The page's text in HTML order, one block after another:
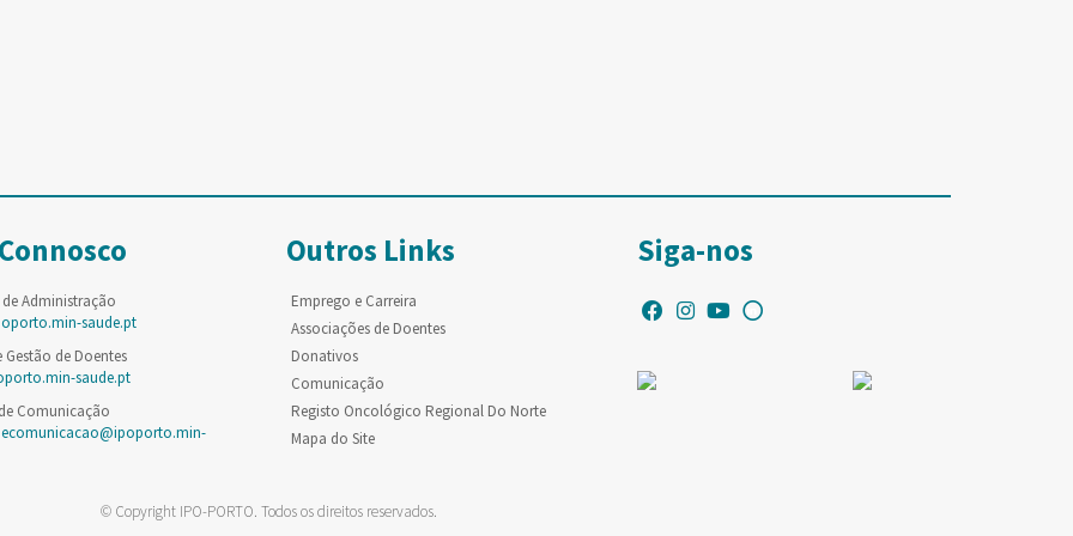
Administração
saude.pt
Gestão de Doentes
saude.pt
Comunicação
Outros Links
Emprego e Carreira
Associações de Doentes
Donativos
Comunicação
Registo Oncológico Regional Do Norte
Mapa do Site
Siga-nos
© Copyright IPO-PORTO. Todos os direitos reservados.